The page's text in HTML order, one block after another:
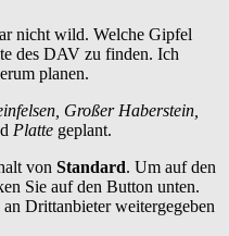
nicht wild. Welche Gipfel
des DAV zu finden. Ich
planen.
Großer Haberstein,
Platte geplant.
von Standard. Um auf den
Sie auf den Button unten.
Drittanbieter weitergegeben